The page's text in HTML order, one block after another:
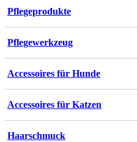
auf
gewählt
Pflegeprodukte
Pflegewerkzeug
Accessoires für Hunde
Accessoires für Katzen
Haarschmuck